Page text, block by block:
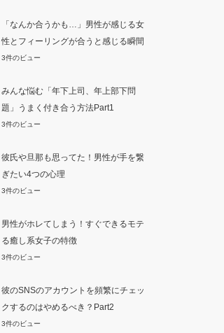
「なんか合うかも…」男性が感じる女
性とフィーリングが合うと感じる瞬間
3件のビュー
みんな悩む「年下上司、年上部下問
題」うまく付き合う方法Part1
3件のビュー
彼氏や旦那も思ってた！男性が手を繋
ぎたい4つの心理
3件のビュー
男性がホレてしまう！すぐできるモテ
る癒し系女子の特徴
3件のビュー
彼のSNSのアカウントを頻繁にチェッ
クするのはやめるべき？Part2
3件のビュー